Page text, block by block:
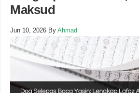
Maksud
Jun 10, 2026 By Ahmad